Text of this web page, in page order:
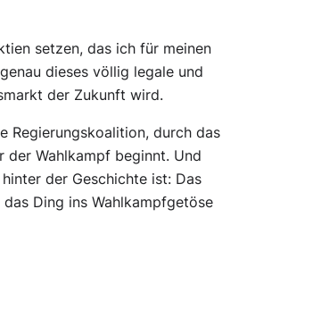
setzen, das ich für meinen
dieses völlig legale und
der Zukunft wird.
Regierungskoalition, durch das
der Wahlkampf beginnt. Und
der Geschichte ist: Das
Ding ins Wahlkampfgetöse